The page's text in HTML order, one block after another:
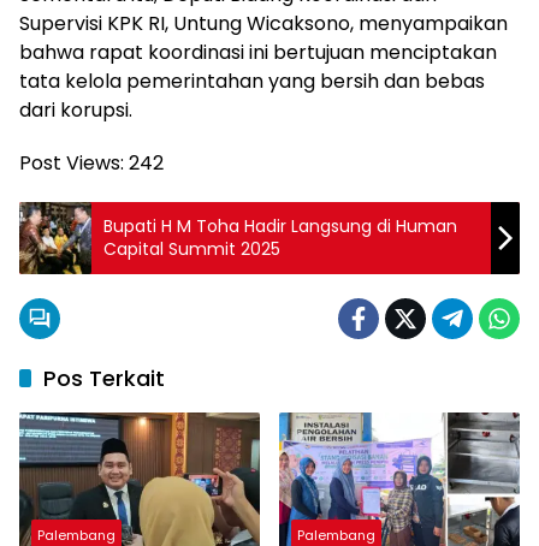
Supervisi KPK RI, Untung Wicaksono, menyampaikan
bahwa rapat koordinasi ini bertujuan menciptakan
tata kelola pemerintahan yang bersih dan bebas
dari korupsi.
Post Views: 242
Bupati H M Toha Hadir Langsung di Human
Capital Summit 2025
Pos Terkait
Palembang Palembang